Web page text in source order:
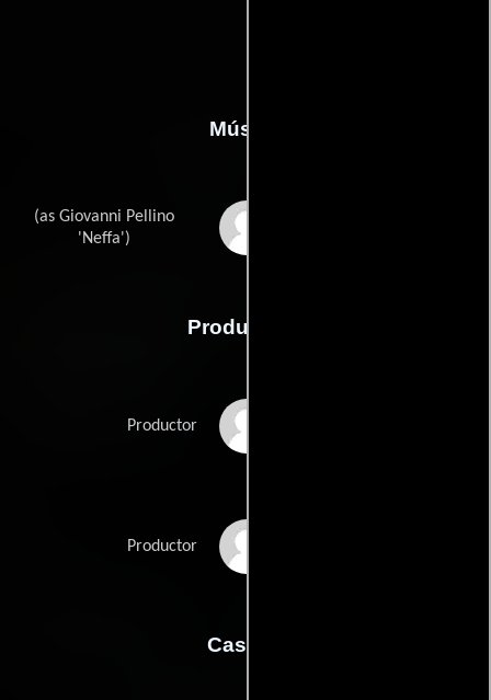
Música
(as Giovanni Pellino
'Neffa')
Producción
Productor
Productor
Casting